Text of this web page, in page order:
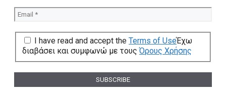
I have read and accept the Terms of UseΈχω
διαβάσει και συμφωνώ με τουςΌρους Χρήσης